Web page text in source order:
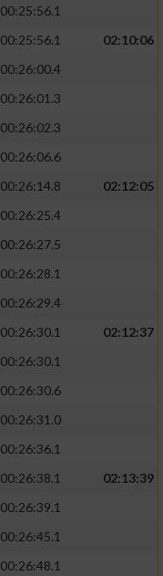
00:25:56.1
00:25:56.1
02:10:06
00:26:00.4
00:26:01.3
00:26:02.3
00:26:06.6
00:26:14.8
02:12:05
00:26:25.4
00:26:27.5
00:26:28.1
00:26:29.4
00:26:30.1
02:12:37
00:26:30.1
00:26:30.6
00:26:31.0
00:26:36.1
00:26:38.1
02:13:39
00:26:39.1
00:26:45.1
00:26:48.1